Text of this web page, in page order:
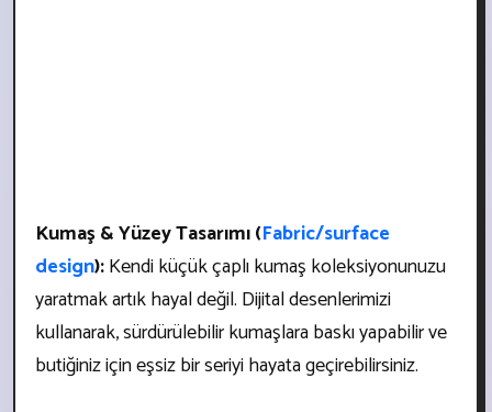
Kumaş & Yüzey Tasarımı (Fabric/surface
design):Kendi küçük çaplı kumaş koleksiyonunuzu
yaratmak artık hayal değil. Dijital desenlerimizi
kullanarak, sürdürülebilir kumaşlara baskı yapabilir ve
butiğiniz için eşsiz bir seriyi hayata geçirebilirsiniz.